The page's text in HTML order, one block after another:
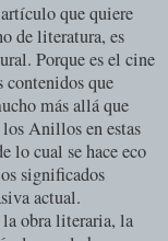
que quiere
de literatura, es
Porque es el cine
contenidos que
más allá que
los Anillos en estas
lo cual se hace eco
significados
actual.
obra literaria, la